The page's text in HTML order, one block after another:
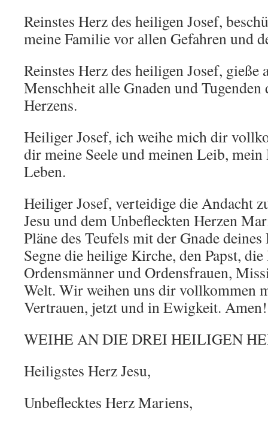
Reinstes Herz des heiligen Josef,
meine Familie vor allen Gefahren und
Reinstes Herz des heiligen Josef, gieße
Menschheit alle Gnaden und Tugenden
Herzens.
Heiliger Josef, ich weihe mich dir
dir meine Seele und meinen Leib, mein
Leben.
Heiliger Josef, verteidige die Andacht
Jesu und dem Unbefleckten Herzen
Pläne des Teufels mit der Gnade
Segne die heilige Kirche, den Papst,
Ordensmänner und Ordensfrauen,
Welt. Wir weihen uns dir vollkommen
Vertrauen, jetzt und in Ewigkeit. Amen!
WEIHE AN DIE DREI HEILIGEN
Heiligstes Herz Jesu,
Unbeflecktes Herz Mariens,